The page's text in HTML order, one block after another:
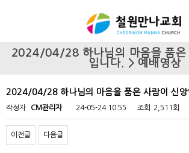
2024/04/28 하나님의 마음을 품은
입니다. > 예배영상
2024/04/28 하나님의 마음을 품은 사람이 신앙
작성자 CM관리자 24-05-24 10:55 조회 2,511회
이전글 다음글